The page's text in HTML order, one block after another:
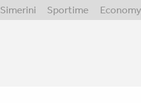
Simerini Sportime